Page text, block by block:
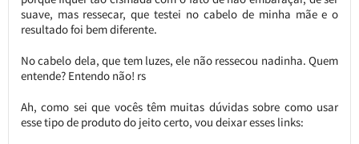
suave, mas ressecar, que testei no cabelo de minha mãe e o
resultado foi bem diferente.
No cabelo dela, que tem luzes, ele não ressecou nadinha. Quem
entende? Entendo não! rs
Ah, como sei que vocês têm muitas dúvidas sobre como usar
esse tipo de produto do jeito certo, vou deixar esses links: